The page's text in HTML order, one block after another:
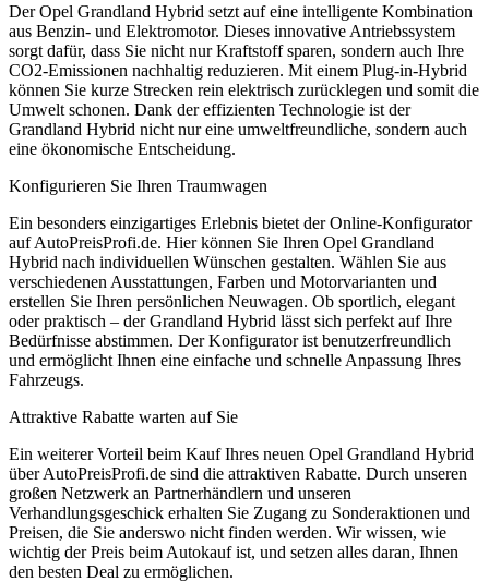
Der Opel Grandland Hybrid setzt auf eine intelligente Kombination
aus Benzin- und Elektromotor. Dieses innovative Antriebssystem
sorgt dafür, dass Sie nicht nur Kraftstoff sparen, sondern auch Ihre
CO2-Emissionen nachhaltig reduzieren. Mit einem Plug-in-Hybrid
können Sie kurze Strecken rein elektrisch zurücklegen und somit die
Umwelt schonen. Dank der effizienten Technologie ist der
Grandland Hybrid nicht nur eine umweltfreundliche, sondern auch
eine ökonomische Entscheidung.
Konfigurieren Sie Ihren Traumwagen
Ein besonders einzigartiges Erlebnis bietet der Online-Konfigurator
auf AutoPreisProfi.de. Hier können Sie Ihren Opel Grandland
Hybrid nach individuellen Wünschen gestalten. Wählen Sie aus
verschiedenen Ausstattungen, Farben und Motorvarianten und
erstellen Sie Ihren persönlichen Neuwagen. Ob sportlich, elegant
oder praktisch – der Grandland Hybrid lässt sich perfekt auf Ihre
Bedürfnisse abstimmen. Der Konfigurator ist benutzerfreundlich
und ermöglicht Ihnen eine einfache und schnelle Anpassung Ihres
Fahrzeugs.
Attraktive Rabatte warten auf Sie
Ein weiterer Vorteil beim Kauf Ihres neuen Opel Grandland Hybrid
über AutoPreisProfi.de sind die attraktiven Rabatte. Durch unseren
großen Netzwerk an Partnerhändlern und unseren
Verhandlungsgeschick erhalten Sie Zugang zu Sonderaktionen und
Preisen, die Sie anderswo nicht finden werden. Wir wissen, wie
wichtig der Preis beim Autokauf ist, und setzen alles daran, Ihnen
den besten Deal zu ermöglichen.